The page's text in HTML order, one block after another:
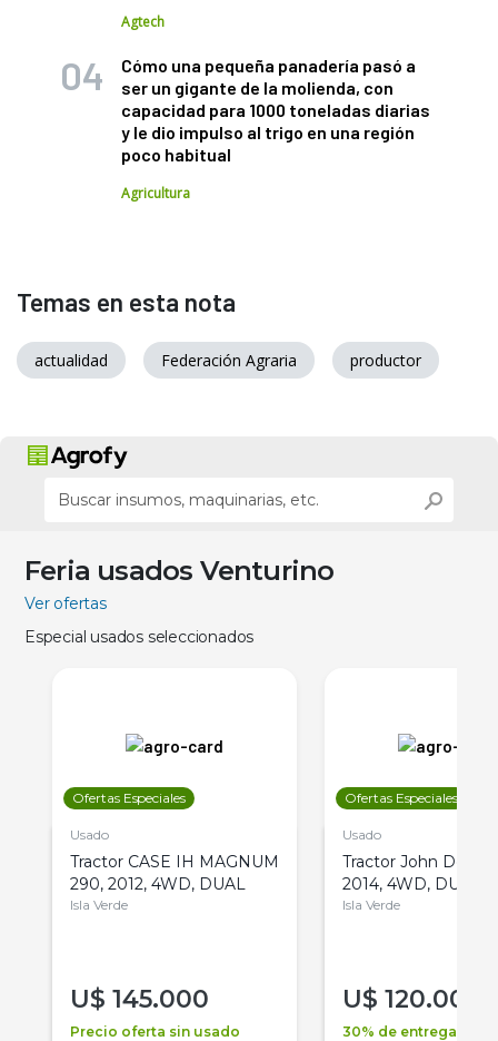
Agtech
Cómo una pequeña panadería pasó a
ser un gigante de la molienda, con
capacidad para 1000 toneladas diarias
y le dio impulso al trigo en una región
poco habitual
Agricultura
Temas en esta nota
actualidad Federación Agraria productor
Feria usados Venturino
Ver ofertas
Especial usados seleccionados
Ofertas Especiales
Usado
Tractor CASE IH MAGNUM
290, 2012, 4WD, DUAL
Isla Verde
U$ 145.000
Precio oferta sin usado
Ofertas Especiales
Usado
Tractor John Deere
2014, 4WD, DUAL
Isla Verde
U$ 120.000
30% de entrega +